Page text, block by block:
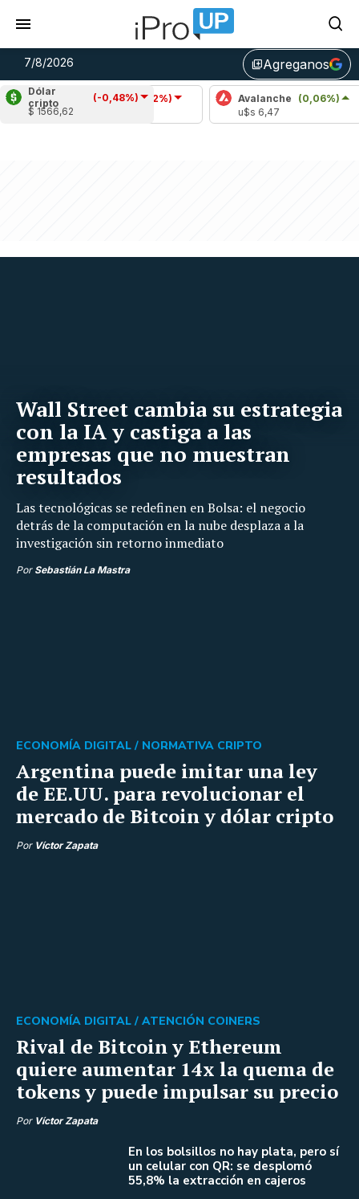
7/8/2026 library_addAgreganos
Dólar
cripto
(-0,48%)
$ 1566,62
Cardano
(-1,02%)
u$s 0,20
Avalanche (0,06%)
Wall Street cambia su estrategia
con la IA y castiga a las
empresas que no muestran
resultados
Las tecnológicas se redefinen en Bolsa: el negocio
detrás de la computación en la nube desplaza a la
investigación sin retorno inmediato
Por Sebastián La Mastra
Argentina puede imitar una ley
de EE.UU. para revolucionar el
mercado de Bitcoin y dólar cripto
ECONOMÍA DIGITAL / NORMATIVA CRIPTO
Por Víctor Zapata
Rival de Bitcoin y Ethereum
quiere aumentar 14x la quema de
tokens y puede impulsar su precio
ECONOMÍA DIGITAL / ATENCIÓN COINERS
Por Víctor Zapata
En los bolsillos no hay plata, pero sí
un celular con QR: se desplomó
55,8% la extracción en cajeros